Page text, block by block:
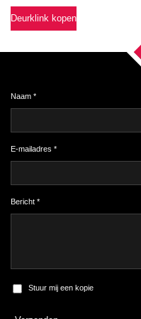
Deurklink kopen
Naam *
E-mailadres *
Bericht *
Stuur mij een kopie